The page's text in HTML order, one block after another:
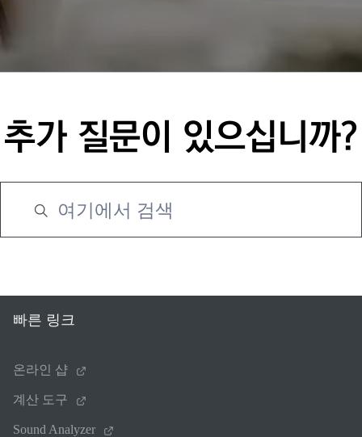
추가 질문이 있으십니까?
빠른 링크
온라인 샵
계산 도구
Sound Analyzer